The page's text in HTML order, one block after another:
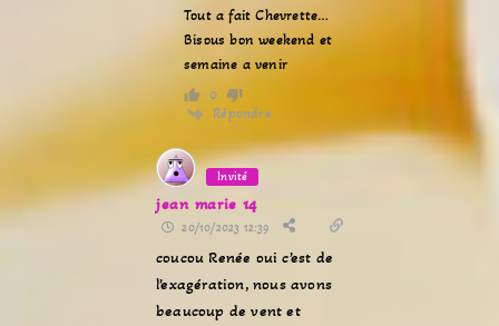
Tout a fait Chevrette…
Bisous bon weekend et
semaine a venir
0
Répondre
Invité
jean marie 14
20/10/2023 12:39
coucou Renée oui c’est de
l’exagération, nous avons
beaucoup de vent et